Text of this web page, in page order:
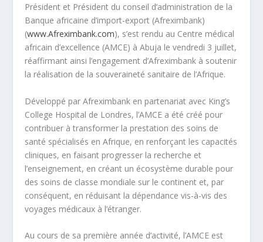
Président et Président du conseil d’administration de la
Banque africaine d’import-export (Afreximbank)
(www.Afreximbank.com), s’est rendu au Centre médical
africain d’excellence (AMCE) à Abuja le vendredi 3 juillet,
réaffirmant ainsi l’engagement d’Afreximbank à soutenir
la réalisation de la souveraineté sanitaire de l’Afrique.
Développé par Afreximbank en partenariat avec King’s
College Hospital de Londres, l’AMCE a été créé pour
contribuer à transformer la prestation des soins de
santé spécialisés en Afrique, en renforçant les capacités
cliniques, en faisant progresser la recherche et
l’enseignement, en créant un écosystème durable pour
des soins de classe mondiale sur le continent et, par
conséquent, en réduisant la dépendance vis-à-vis des
voyages médicaux à l’étranger.
Au cours de sa première année d’activité, l’AMCE est